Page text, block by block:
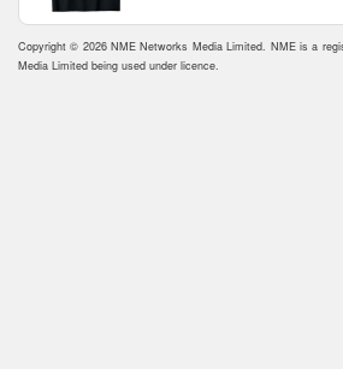
Copyright © 2026 NME Networks Media Limited. NME is a
Media Limited being used under licence.